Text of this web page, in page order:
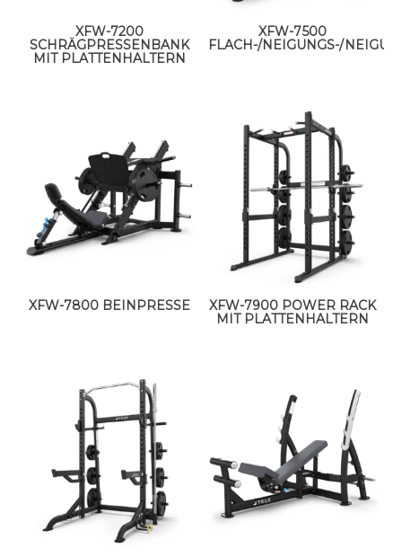
XFW-7200
SCHRÄGPRESSENBANK
MIT PLATTENHALTERN
XFW-7500
FLACH-/NEIGUNGS-/
XFW-7800 BEINPRESSE
XFW-7900 POWER RACK
MIT PLATTENHALTERN